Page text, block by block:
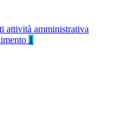
attività amministrativa
1